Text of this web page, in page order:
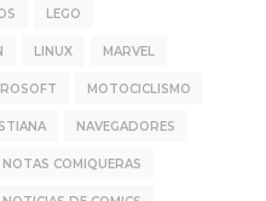
LEGO
LINUX MARVEL
MOTOCICLISMO
NAVEGADORES
NOTAS COMIQUERAS